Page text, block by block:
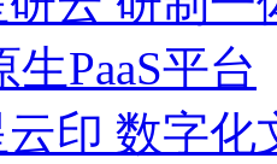
PaaS平台
印 数字化